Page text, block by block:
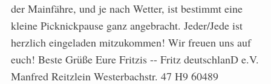
der Mainfähre, und je nach Wetter, ist bestimmt eine
kleine Picknickpause ganz angebracht. Jeder/Jede ist
herzlich eingeladen mitzukommen! Wir freuen uns auf
euch! Beste Grüße Eure Fritzis -- Fritz deutschlanD e.V.
Manfred Reitzlein Westerbachstr. 47 H9 60489